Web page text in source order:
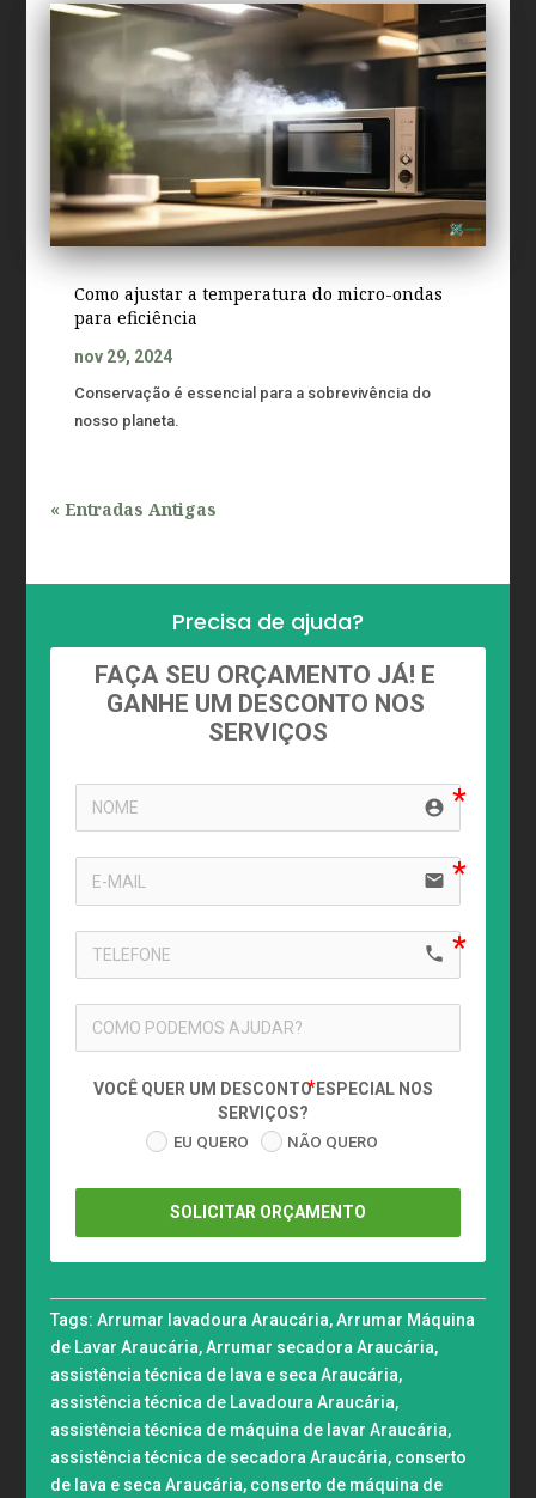
Como ajustar a temperatura do micro-ondas
para eficiência
nov 29, 2024
Conservação é essencial para a sobrevivência do
nosso planeta.
« Entradas Antigas
Precisa de ajuda?
FAÇA SEU ORÇAMENTO JÁ! E
GANHE UM DESCONTO NOS
SERVIÇOS
account_circle
email
local_phone
VOCÊ QUER UM DESCONTO ESPECIAL NOS
SERVIÇOS?
EU QUERO NÃO QUERO
SOLICITAR ORÇAMENTO
Tags:Arrumar lavadoura Araucária,Arrumar Máquina
de Lavar Araucária,Arrumar secadora Araucária,
assistência técnica de lava e seca Araucária,
assistência técnica de Lavadoura Araucária,
assistência técnica de máquina de lavar Araucária,
assistência técnica de secadora Araucária, conserto
de lava e seca Araucária, conserto de máquina de